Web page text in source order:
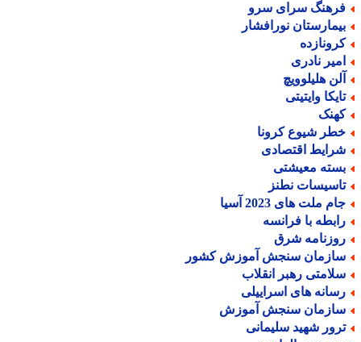
سرای سرو
نورافشار
نادری
هلیلوویچ
وایتیتی
شیوع کرونا
اقتصادی
معیشتی
نطنز
ملت های 2023 آسیا
با فرانسه
شرق
سنجش آموزش کشور
رهبر انقلاب
های اسراییلی
سنجش آموزش
شهید سلیمانی